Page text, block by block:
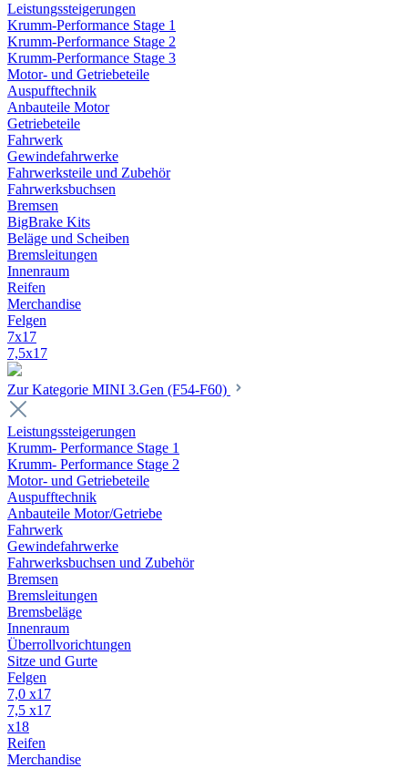
Leistungssteigerungen
Krumm-Performance Stage 1
Krumm-Performance Stage 2
Krumm-Performance Stage 3
Motor- und Getriebeteile
Auspufftechnik
Anbauteile Motor
Getriebeteile
Fahrwerk
Gewindefahrwerke
Fahrwerksteile und Zubehör
Fahrwerksbuchsen
Bremsen
BigBrake Kits
Beläge und Scheiben
Bremsleitungen
Innenraum
Reifen
Merchandise
Felgen
7x17
7,5x17
Zur Kategorie MINI 3.Gen (F54-F60)
Leistungssteigerungen
Krumm- Performance Stage 1
Krumm- Performance Stage 2
Motor- und Getriebeteile
Auspufftechnik
Anbauteile Motor/Getriebe
Fahrwerk
Gewindefahrwerke
Fahrwerksbuchsen und Zubehör
Bremsen
Bremsleitungen
Bremsbeläge
Innenraum
Überrollvorichtungen
Sitze und Gurte
Felgen
7,0 x17
7,5 x17
x18
Reifen
Merchandise